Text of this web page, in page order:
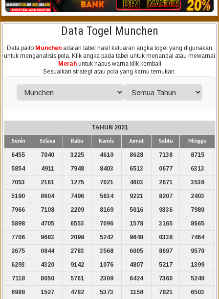
Data Togel Munchen
Data paito Munchen adalah tabel hasil keluaran angka togel yang digunakan
untuk menganalisis pola. Klik angka pada tabel untuk menandai atau mewarnai
Merahuntuk hapus warna klik kembali
Sesuaikan strategi atau pola yang kamu temukan.
TAHUN 2021
Senin Selasa Rabu Kamis Jumat Sabtu Minggu
6455 7040 3225 4610 8628 7138
8715
5854
4911 7948 8403 6513 0677
6313
7053
2161 1275 7021 4603 2671
3536
5190
8604 7496 5634 9221 8207
2403
7966
7108 2209 8169 5016 9336
7980
5898
4705 6553 7096 1578 3165
8665
7706
9683 2099 5242 9648 0338
7464
2675
0844 2783 3568 6005 8697
9570
6293
4320 9142 1076 4807 5217
1399
7118
8050 5761 2309 6424 7360
5240
6988
1527 4782 5373 1158 7821
6503